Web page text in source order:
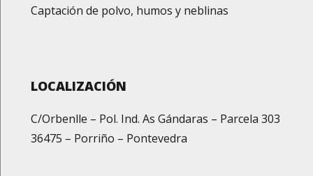
Captación de polvo, humos y neblinas
LOCALIZACIÓN
C/Orbenlle – Pol. Ind. As Gándaras – Parcela 303
36475 – Porriño – Pontevedra